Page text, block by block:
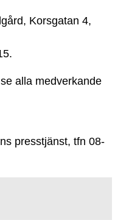
Korsgatan 4,
alla medverkande
presstjänst, tfn 08-